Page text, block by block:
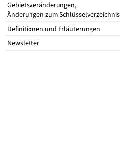
Gebietsveränderungen,
Änderungen zum Schlüsselverzeichnis
Definitionen und Erläuterungen
Newsletter